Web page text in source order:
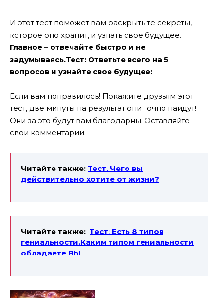
И этот тест поможет вам раскрыть те секреты,
которое оно хранит, и узнать свое будущее.
Главное – отвечайте быстро и не
задумываясь.Тест: Ответьте всего на 5
вопросов и узнайте свое будущее:
Если вам понравилось! Покажите друзьям этот
тест, две минуты на результат они точно найдут!
Они за это будут вам благодарны. Оставляйте
свои комментарии.
Читайте также: Тест. Чего вы
действительно хотите от жизни?
Читайте также: Тест: Есть 8 типов
гениальности.Каким типом гениальности
обладаете ВЫ